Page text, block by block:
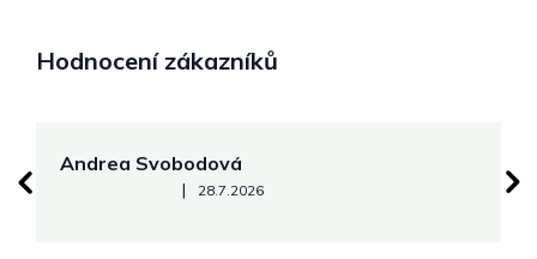
Hodnocení zákazníků
Andrea Svobodová
Hodnocení obchodu je 5 z 5 hvězdiček.
| 28.7.2026